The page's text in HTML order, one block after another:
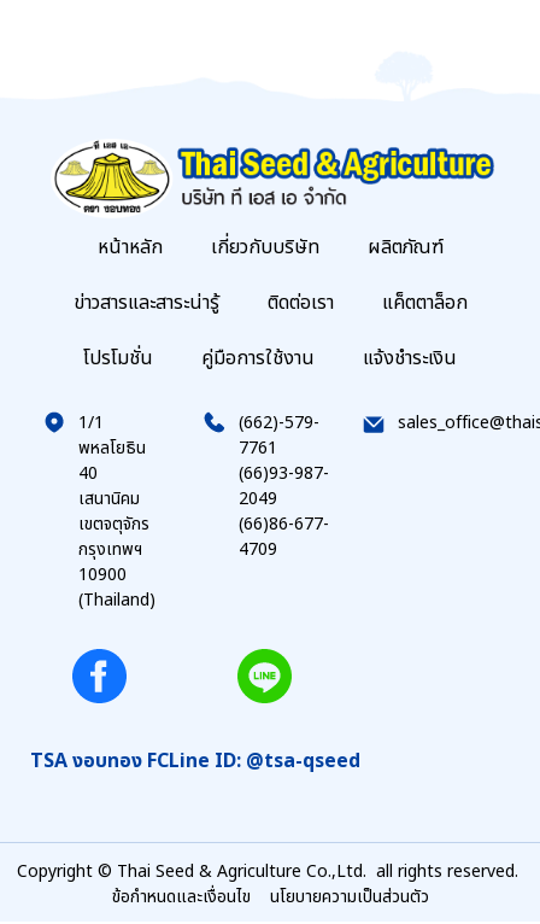
หน้าหลัก เกี่ยวกับบริษัท
ผลิตภัณฑ์
ข่าวสารและสาระน่ารู้
ติดต่อเรา
แค็ตตาล็อก
โปรโมชั่น
คู่มือการใช้งาน แจ้งชำระเงิน
1/1
พหลโยธิน
40
เสนานิคม
เขตจตุจักร
กรุงเทพฯ
10900
(Thailand)
(662)-579-
7761
(66)93-987-
2049
(66)86-677-
4709
TSA งอบทอง FCLine ID: @tsa-qseed
Copyright © Thai Seed & Agriculture Co.,Ltd. all rights reserved.
ข้อกำหนดและเงื่อนไข
นโยบายความเป็นส่วนตัว